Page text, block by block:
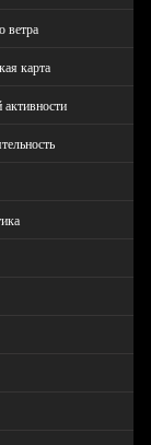
ветра
карта